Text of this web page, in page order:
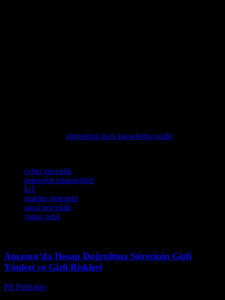
interesting facts knowledge guide
cyber güvenlik
geleceğin teknolojileri
IoT
makine öğrenimi
sanal gerçeklik
yapay zekâ
Amazon’da Hesap Doğrultma Sürecinin Gizli
Yönleri ve Gizli Riskleri
PR Publisher-